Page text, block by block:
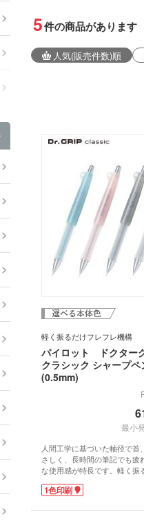
5件の商品があります
人気(販売件数)順
軽く振るだけフレフレ機構
パイロット ドクター
クラシック シャープペ
(0.5mm)
最小
人間工学に基づいた軸径で首
さしく、長時間の筆記でも疲
な使用感が特長です。軽く振
出せる便利なフレフレ機構を
性も抜群。その高い機能性と
プルでかわいらしいリラクシ
1色印刷
エコバッグ・折り
ッグ
巾着・リュック・
ランチトートバッグ
ジュートバッグ・
スクエアトート
ロープハンドルバ
デニムポーチ
コスメポーチ
ステンレスタンブ
ルミタンブラー
保冷・保温タンブ
水筒・魔法瓶
短納期タンブラー
陶器マグカップ・
カップ
ステンレスマグカ
オリジナルTシャツ
オリジナルロンT
ャツ
クリップ
クリーナー
オリジナル付箋
オリジナルクリア